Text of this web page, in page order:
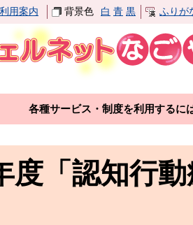
用案内 背景色 白 青 黒 ふりが
各種サービス・制度を利用するに
度「認知行